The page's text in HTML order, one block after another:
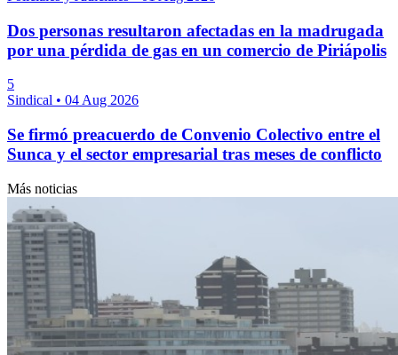
Dos personas resultaron afectadas en la madrugada
por una pérdida de gas en un comercio de Piriápolis
5
Sindical • 04 Aug 2026
Se firmó preacuerdo de Convenio Colectivo entre el
Sunca y el sector empresarial tras meses de conflicto
Más noticias